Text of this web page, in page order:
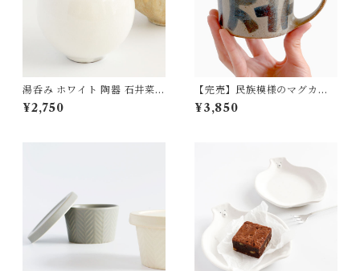
湯呑み ホワイト 陶器 石井菜
摘
¥2,750
【完売】民族模様のマグカッ
プ 幾何学 横（クバ族 クバクロ
ス）陶器 OKAMA Studio 岡
¥3,850